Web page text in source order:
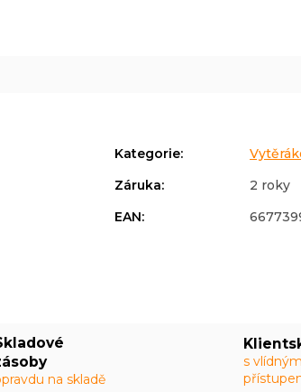
na skladě
s vlídným
Kategorie:
Záruka:
2 roky
EAN: